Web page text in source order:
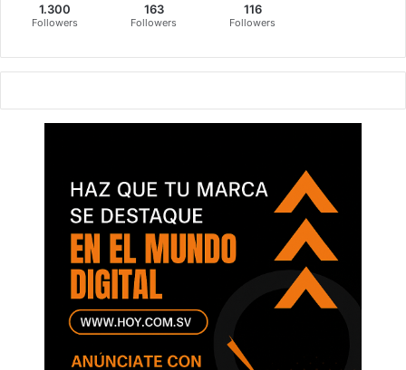
1.300
Followers
163
Followers
116
Followers